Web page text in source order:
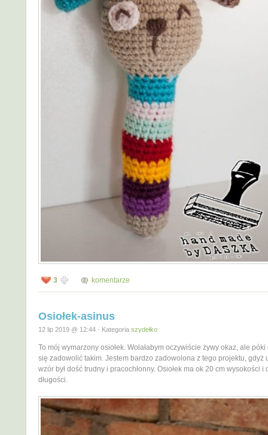
3 komentarze
Osiołek-asinus
12 lip 2019 @ 12:44 · Kategoria szydełko
To mój wymarzony osiołek. Wolałabym oczywiście żywy okaz, ale póki
się zadowolić takim. Jestem bardzo zadowolona z tego projektu, gdyż
wzór był dość trudny i pracochłonny. Osiołek ma ok 20 cm wysokości i
długości.